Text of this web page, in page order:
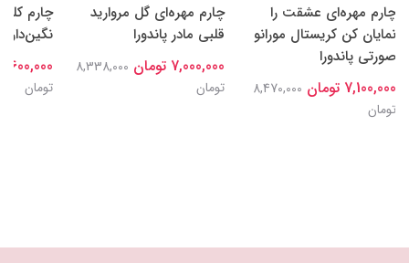
چارم مهره‌ای عشقت را
نمایان کن کریستال مورانو
صورتی پاندورا
7,100,000 تومان
8,470,000
تومان
چارم مهره‌ای گل‌ مروارید
قلبی مادر پاندورا
7,000,000 تومان
8,338,000
تومان
چارم
نگین‌دار
7,600,000
تومان